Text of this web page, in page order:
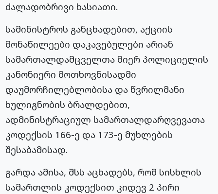
ძალადობრივი ხასიათი.
სამინისტროს განცხადებით, აქციის
მონაწილეები დაკავებულები არიან
სამართალდამცველთა მიერ პოლიციელის
კანონიერი მოთხოვნისადმი
დაუმორჩილებლობისა და წვრილმანი
ხულიგნობის ბრალდებით,
ადმინისტრაციულ სამართალდარღვევათა
კოდექსის 166-ე და 173-ე მუხლების
შესაბამისად.
გარდა ამისა, შსს აცხადებს, რომ სისხლის
სამართლის კოდექსით კიდევ 2 პირი